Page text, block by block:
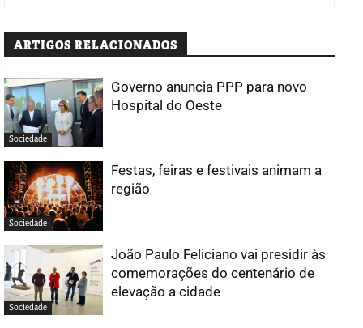
ARTIGOS RELACIONADOS
Sociedade
Governo anuncia PPP para novo
Hospital do Oeste
Sociedade
Festas, feiras e festivais animam a
região
Sociedade
João Paulo Feliciano vai presidir às
comemorações do centenário de
elevação a cidade